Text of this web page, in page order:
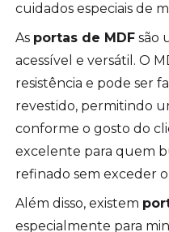
cuidados especiais de
As portas de MDF são
acessível e versátil. O
resistência e pode ser
revestido, permitindo
conforme o gosto do
excelente para quem
refinado sem exceder
Além disso, existem
especialmente para